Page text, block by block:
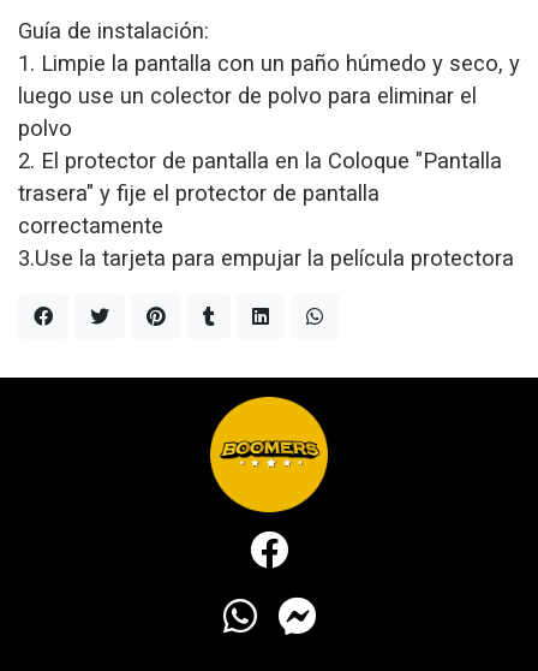
Guía de instalación:
1. Limpie la pantalla con un paño húmedo y seco, y
luego use un colector de polvo para eliminar el
polvo
2. El protector de pantalla en la Coloque "Pantalla
trasera" y fije el protector de pantalla
correctamente
3.Use la tarjeta para empujar la película protectora